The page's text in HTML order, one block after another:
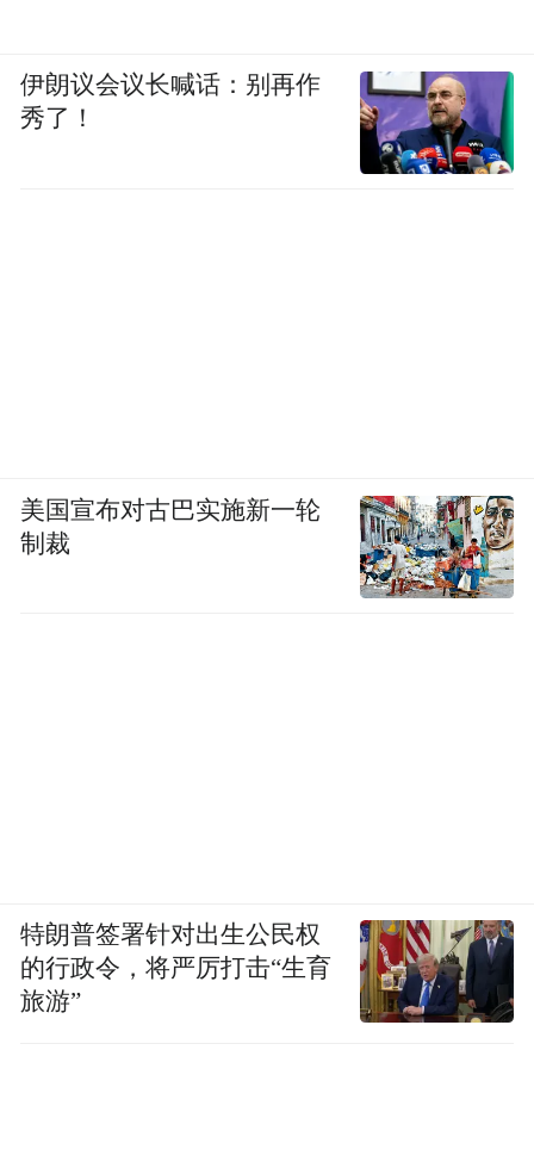
伊朗议会议长喊话：别再作
秀了！
美国宣布对古巴实施新一轮
制裁
特朗普签署针对出生公民权
的行政令，将严厉打击“生育
旅游”